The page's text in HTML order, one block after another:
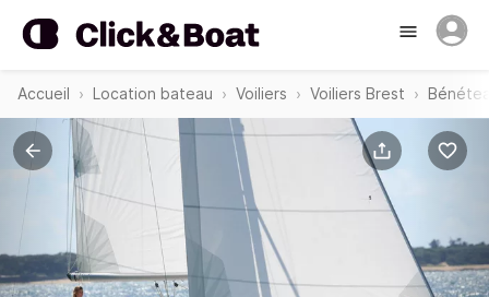
Accueil Location bateau Voiliers Voiliers Brest